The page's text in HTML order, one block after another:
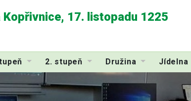
17. listopadu 1225
2. stupeň Družina Jídelna